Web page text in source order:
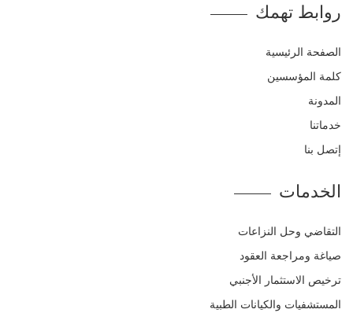
روابط تهمك
الصفحة الرئيسية
كلمة المؤسسين
المدونة
خدماتنا
إتصل بنا
الخدمات
التقاضي وحل النزاعات
صياغة ومراجعة العقود
ترخيص الاستثمار الأجنبي
المستشفيات والكيانات الطبية